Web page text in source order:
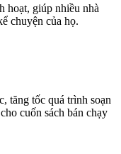
hoạt, giúp nhiều nhà
chuyện của họ.
tăng tốc quá trình soạn
cuốn sách bán chạy